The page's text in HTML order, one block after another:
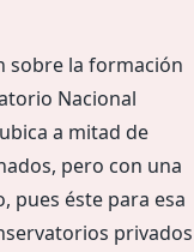
sobre la formación
Nacional
a mitad de
pero con una
pues éste para esa
privados